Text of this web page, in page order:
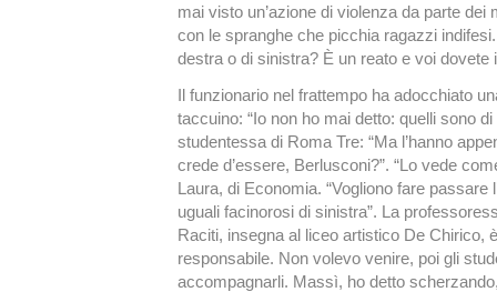
mai visto un’azione di violenza da parte dei
con le spranghe che picchia ragazzi
destra o di sinistra? È un reato e voi dovete
Il funzionario nel frattempo ha adocchiato
taccuino: “Io non ho mai detto: quelli sono
studentessa di Roma Tre: “Ma l’hanno
crede d’essere, Berlusconi?”. “Lo vede
Laura, di Economia. “Vogliono fare passare
uguali facinorosi di sinistra”. La
Raciti, insegna al liceo artistico De Chirico,
responsabile. Non volevo venire, poi gli
accompagnarli. Massì, ho detto